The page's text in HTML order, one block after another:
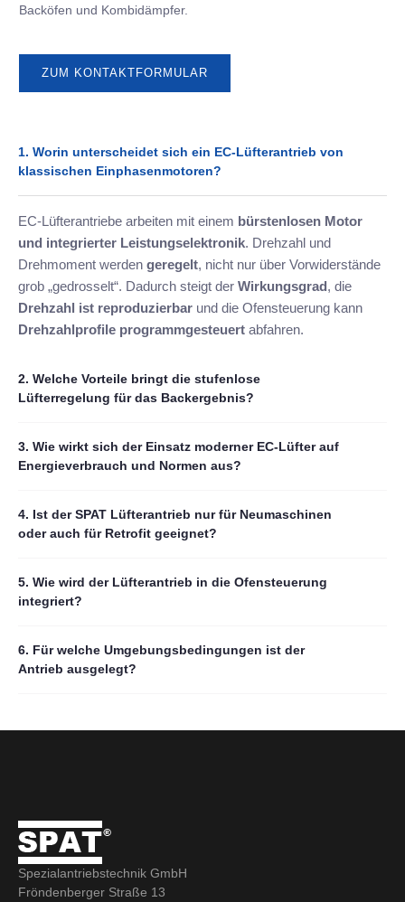
Backöfen und Kombidämpfer.
ZUM KONTAKTFORMULAR
1. Worin unterscheidet sich ein EC-Lüfterantrieb von
klassischen Einphasenmotoren?
EC-Lüfterantriebe arbeiten mit einem bürstenlosen Motor
und integrierter Leistungselektronik. Drehzahl und
Drehmoment werden geregelt, nicht nur über Vorwiderstände
grob „gedrosselt“. Dadurch steigt der Wirkungsgrad, die
Drehzahl ist reproduzierbar und die Ofensteuerung kann
Drehzahlprofile programmgesteuert abfahren.
2. Welche Vorteile bringt die stufenlose
Lüfterregelung für das Backergebnis?
3. Wie wirkt sich der Einsatz moderner EC-Lüfter auf
Energieverbrauch und Normen aus?
4. Ist der SPAT Lüfterantrieb nur für Neumaschinen
oder auch für Retrofit geeignet?
5. Wie wird der Lüfterantrieb in die Ofensteuerung
integriert?
6. Für welche Umgebungsbedingungen ist der
Antrieb ausgelegt?
Spezialantriebstechnik GmbH
Fröndenberger Straße 13